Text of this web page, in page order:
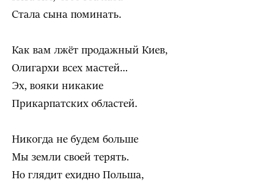
Стала сына поминать.
Как вам лжёт продажный Киев,
Олигархи всех мастей…
Эх, вояки никакие
Прикарпатских областей.
Никогда не будем больше
Мы земли своей терять.
Но глядит ехидно Польша,